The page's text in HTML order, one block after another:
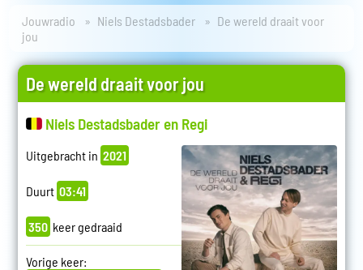
Jouwradio Niels Destadsbader
De wereld draait voor
jou
De wereld draait voor jou
Niels Destadsbader en Regi
Uitgebracht in 2021
Duurt 03:41
350 keer gedraaid
Vorige keer: